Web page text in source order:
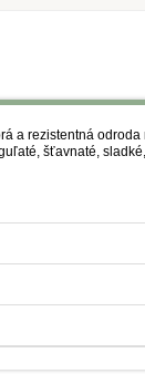
a rezistentná
šťavnaté,